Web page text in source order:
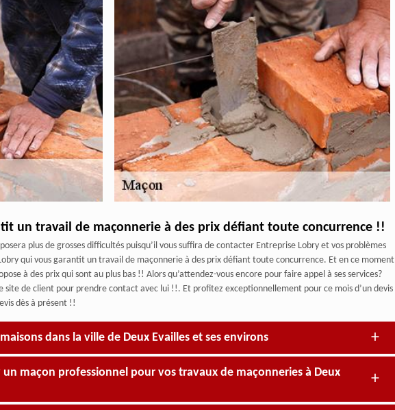
un travail de maçonnerie à des prix défiant toute concurrence !!
plus de grosses difficultés puisqu’il vous suffira de contacter Entreprise Lobry et vos problèmes
qui vous garantit un travail de maçonnerie à des prix défiant toute concurrence. Et en ce moment
à des prix qui sont au plus bas !! Alors qu’attendez-vous encore pour faire appel à ses services?
site de client pour prendre contact avec lui !!. Et profitez exceptionnellement pour ce mois d’un devis
dès à présent !!
dans la ville de Deux Evailles et ses environs
maçon professionnel pour vos travaux de maçonneries à Deux